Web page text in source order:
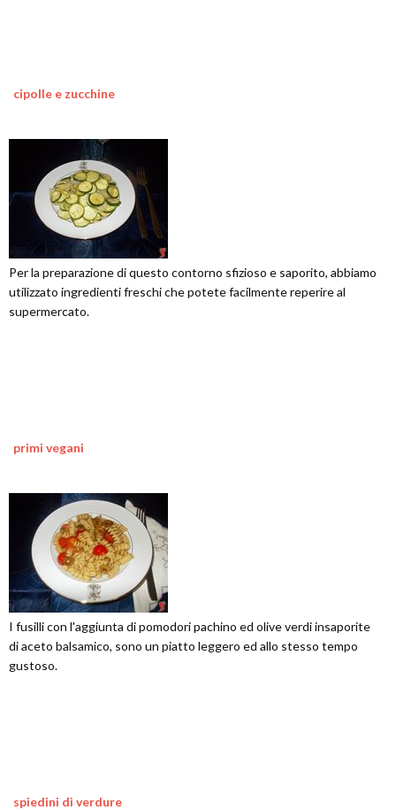
cipolle e zucchine
Per la preparazione di questo contorno sfizioso e saporito, abbiamo
utilizzato ingredienti freschi che potete facilmente reperire al
supermercato.
primi vegani
I fusilli con l'aggiunta di pomodori pachino ed olive verdi insaporite
di aceto balsamico, sono un piatto leggero ed allo stesso tempo
gustoso.
spiedini di verdure